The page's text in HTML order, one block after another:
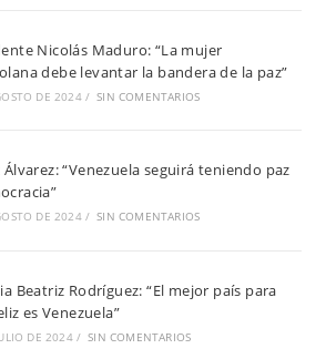
Nicolás Maduro: “La mujer
debe levantar la bandera de la paz”
DE 2024 / SIN COMENTARIOS
Álvarez: “Venezuela seguirá teniendo paz
DE 2024 / SIN COMENTARIOS
Beatriz Rodríguez: “El mejor país para
es Venezuela”
DE 2024 / SIN COMENTARIOS